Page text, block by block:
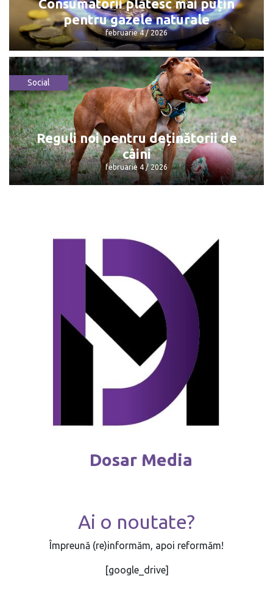
Consumatorii plătesc mai puțin
pentru gazele naturale
februarie 4 / 2026
Consumatorii plătesc mai puțin pentru
gazele naturale
februarie 4 / 2026
Social
Reguli noi pentru deținătorii de
câini
februarie 4 / 2026
Reguli noi pentru deținătorii de câini
februarie 4 / 2026
Dosar Media
Ai o noutate?
Împreună (re)informăm, apoi reformăm!
[google_drive]